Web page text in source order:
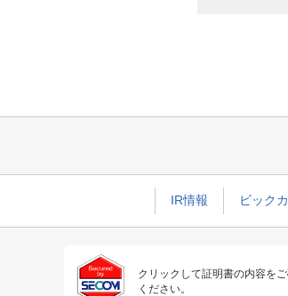
IR情報 ビック
クリックして証明書の内容を
ください。